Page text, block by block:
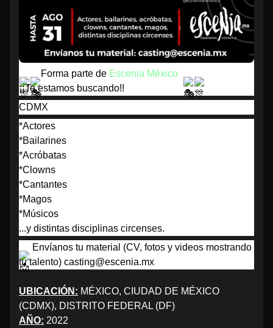
Forma parte de Escenia México
¡¡Te estamos buscando!!
CDMX
*Actores
*Bailarines
*Acróbatas
*Clowns
*Cantantes
*Magos
*Músicos
...y distintas disciplinas circenses.
Envíanos tu material (CV, fotos y videos mostrando
tu talento) casting@escenia.mx
UBICACIÓN: MÉXICO, CIUDAD DE MÉXICO
(CDMX), DISTRITO FEDERAL (DF)
AÑO: 2022